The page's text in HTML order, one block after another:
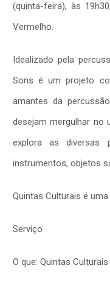
(quinta-feira), às
Vermelho.
Idealizado pela
Sons é um projeto
amantes da
desejam mergulhar no
explora as diversas
instrumentos, objetos
Quintas Culturais é
Serviço
O que: Quintas